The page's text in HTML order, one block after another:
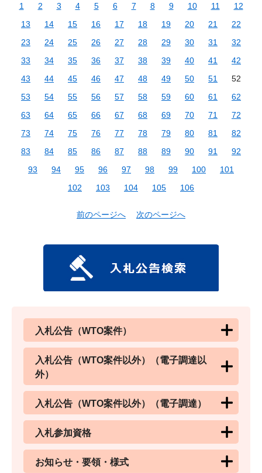
1 2 3 4 5 6 7 8 9 10 11
12
13
14 15 16 17 18 19 20 21
22
23
24 25 26 27 28 29 30 31
32
33
34 35 36 37 38 39 40 41
42
43
44 45 46 47 48 49 50 51
52
53
54 55 56 57 58 59 60 61
62
63
64 65 66 67 68 69 70 71
72
73
74 75 76 77 78 79 80 81
82
83
84 85 86 87 88 89 90 91
92
93
94 95 96 97 98 99 100
101
102
103 104 105 106
前のページへ 次のページへ
入札公告（WTO案件）
入札公告（WTO案件以外）（電子調達以
外）
入札公告（WTO案件以外）（電子調達）
入札参加資格
お知らせ・要領・様式